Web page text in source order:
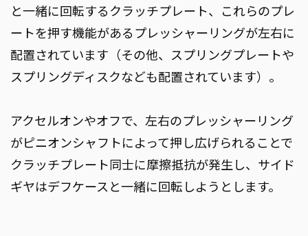
と一緒に回転するクラッチプレート、これらのプレ
ートを押す機能があるプレッシャーリングが左右に
配置されています（その他、スプリングプレートや
スプリングディスクなども配置されています）。
アクセルオンやオフで、左右のプレッシャーリング
がピニオンシャフトによって押し広げられることで
クラッチプレート同士に摩擦抵抗が発生し、サイド
ギヤはデフケースと一緒に回転しようとします。